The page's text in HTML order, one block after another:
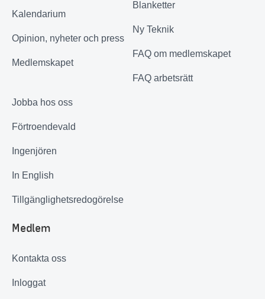
Kalendarium
Opinion, nyheter och press
Medlemskapet
Blanketter
Ny Teknik
FAQ om medlemskapet
FAQ arbetsrätt
Jobba hos oss
Förtroendevald
Ingenjören
In English
Tillgänglighetsredogörelse
Medlem
Kontakta oss
Inloggat